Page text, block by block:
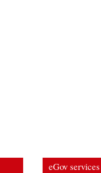
eGov services